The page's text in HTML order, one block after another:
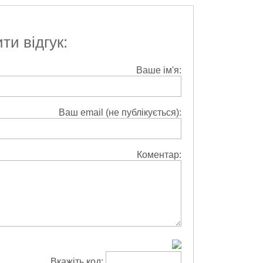
відгук:
Ваше ім'я:
Ваш email (не публікується):
Коментар: